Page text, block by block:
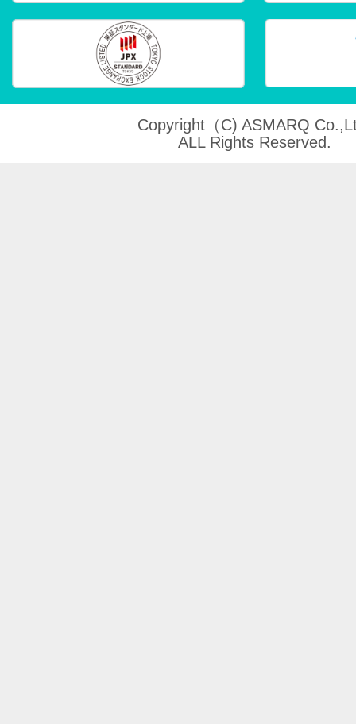
Copyright（C) ASMARQ
ALL Rights Reserved.